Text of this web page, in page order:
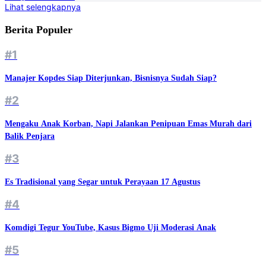
Lihat selengkapnya
Berita Populer
#1
Manajer Kopdes Siap Diterjunkan, Bisnisnya Sudah Siap?
#2
Mengaku Anak Korban, Napi Jalankan Penipuan Emas Murah dari
Balik Penjara
#3
Es Tradisional yang Segar untuk Perayaan 17 Agustus
#4
Komdigi Tegur YouTube, Kasus Bigmo Uji Moderasi Anak
#5